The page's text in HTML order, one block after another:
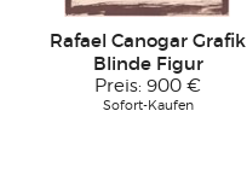
Rafael Canogar Grafik
Blinde Figur
Preis: 900 €
Sofort-Kaufen